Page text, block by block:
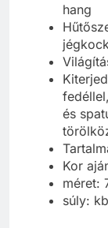
hang
és
Kor
méret:
súly: